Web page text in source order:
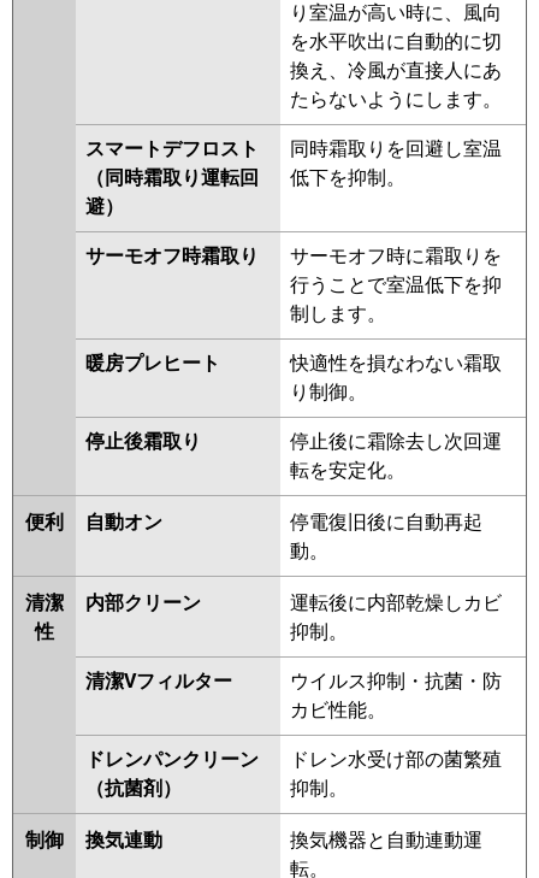
ERMP112ER PLZ-ERMP112ELER
RCI-GP112RHN5 RCI-
GP112RSH11 RCI-GP112RHN4
RCI-GP112RSH9 RCI-GP112RHN3
RCI-GP112RSH8 RCI-GP112RHN2
RCI-GP112RSH7 RCI-GP112RHN1
RCI-GP112RHN RCI-GP112RSH4
RCI-AP112HN9 RCI-GP112RSH3
RCI-GP112RSH2
三菱重工 FDTV1126H6S-airf FDTV1126H6S
FDTV1126H6S-osj
FDTV1126H6S-rak
FDTK1125H5SA-osj
FDTK1125H5SA-rak
FDTK1125H5SA-airf
FDTK1125H5SA
FDTV1125HA5SA-osj
FDTV1125HA5SA-rak
FDTV1125HA5SA-airf
FDTV1125HA5SA
FDTK1125H5S-osj
FDTK1125H5S-rak
FDTK1125H5S-airf
FDTV1125HA5S-osj
FDTV1125HA5S-rak
FDTV1125HA5S-airf
FDTV1125HA5S-airflex
FDTV1125HA5S
り室温が高い時に、風向
を水平吹出に自動的に切
換え、冷風が直接人にあ
たらないようにします。
スマートデフロスト
（同時霜取り運転回
避）
同時霜取りを回避し室温
低下を抑制。
サーモオフ時霜取り
サーモオフ時に霜取りを
行うことで室温低下を抑
制します。
暖房プレヒート
快適性を損なわない霜取
り制御。
停止後霜取り
停止後に霜除去し次回運
転を安定化。
便利 自動オン
停電復旧後に自動再起
動。
清潔
性
内部クリーン
運転後に内部乾燥しカビ
抑制。
清潔Vフィルター
ウイルス抑制・抗菌・防
カビ性能。
ドレンパンクリーン
（抗菌剤）
ドレン水受け部の菌繁殖
抑制。
制御 換気連動
換気機器と自動連動運
転。